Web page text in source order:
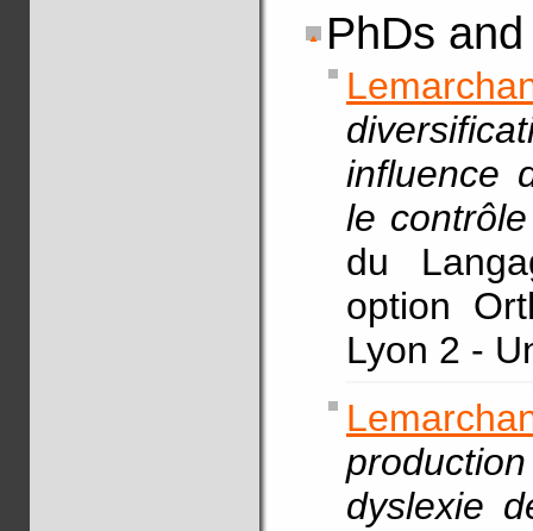
PhDs
influence
le
du
option
Lyon 2 -
dyslexie